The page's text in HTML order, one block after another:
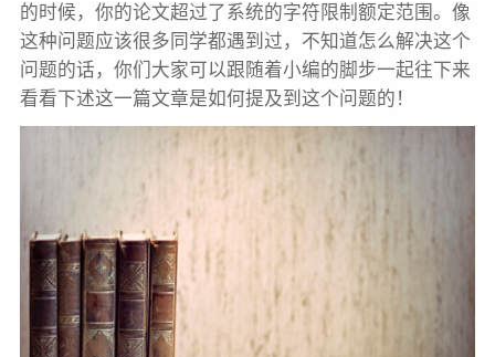
的时候，你的论文超过了系统的字符限制额定范围。像
这种问题应该很多同学都遇到过，不知道怎么解决这个
问题的话，你们大家可以跟随着小编的脚步一起往下来
看看下述这一篇文章是如何提及到这个问题的！